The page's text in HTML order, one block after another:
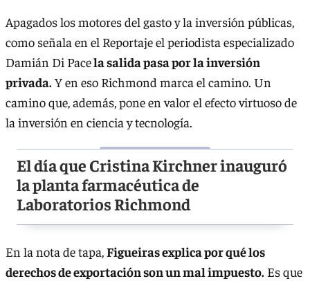
Apagados los motores del gasto y la inversión públicas,
como señala en el Reportaje el periodista especializado
Damián Di Pacela salida pasa por la inversión
privada.Y en eso Richmond marca el camino. Un
camino que, además, pone en valor el efecto virtuoso de
la inversión en ciencia y tecnología.
El día que Cristina Kirchner inauguró
la planta farmacéutica de
Laboratorios Richmond
En la nota de tapa,Figueiras explica por qué los
derechos de exportación son un mal impuesto. Es que